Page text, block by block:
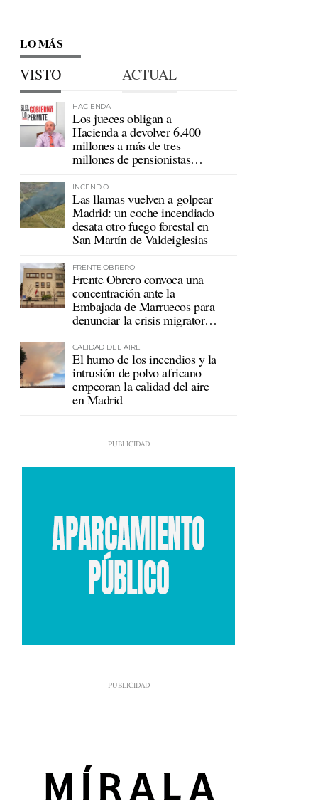
LO MÁS
VISTO ACTUAL
HACIENDA
Los jueces obligan a
Hacienda a devolver 6.400
millones a más de tres
millones de pensionistas
INCENDIO
Las llamas vuelven a golpear
Madrid: un coche incendiado
desata otro fuego forestal en
San Martín de Valdeiglesias
FRENTE OBRERO
Frente Obrero convoca una
concentración ante la
Embajada de Marruecos para
denunciar la crisis migratoria
CALIDAD DEL AIRE
El humo de los incendios y la
intrusión de polvo africano
empeoran la calidad del aire
en Madrid